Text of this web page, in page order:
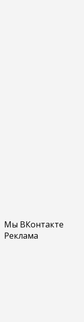
Мы ВКонтакте
Реклама